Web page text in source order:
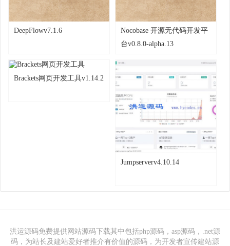
DeepFlowv7.1.6
Nocobase 开源无代码开发平
台v0.8.0-alpha.13
Brackets网页开发工具v1.14.2
Jumpserverv4.10.14
洪运源码免费提供网站源码下载其中包括php源码，asp源码，.net源
码，为站长及建站爱好者推介有价值的源码，为开发者宣传建站源